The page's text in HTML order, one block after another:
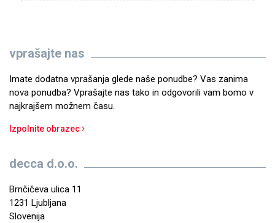
vprašajte nas
Imate dodatna vprašanja glede naše ponudbe? Vas zanima
nova ponudba? Vprašajte nas tako in odgovorili vam bomo v
najkrajšem možnem času.
Izpolnite obrazec
decca d.o.o.
Brnčičeva ulica 11
1231 Ljubljana
Slovenija